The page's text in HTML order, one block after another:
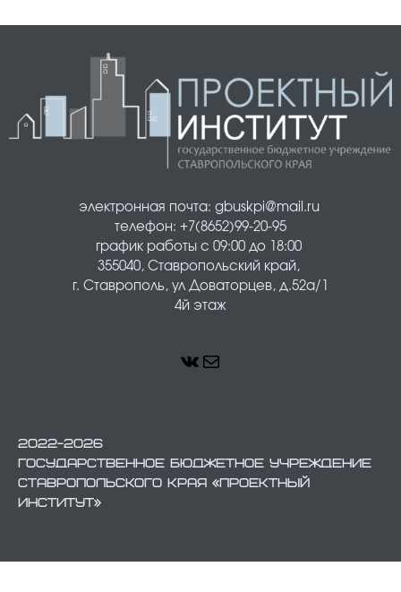
электронная почта: gbuskpi@mail.ru
телефон: +7(8652)99-20-95
график работы с 09:00 до 18:00
355040, Ставропольский край,
г. Ставрополь, ул Доваторцев, д.52а/1
4й этаж
ВКонтакте Почта
2022-2026
ГОСУДАРСТВЕННОЕ БЮДЖЕТНОЕ УЧРЕЖДЕНИЕ
СТАВРОПОЛЬСКОГО КРАЯ «ПРОЕКТНЫЙ
ИНСТИТУТ»